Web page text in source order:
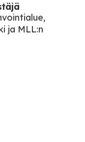
ja MLL:n